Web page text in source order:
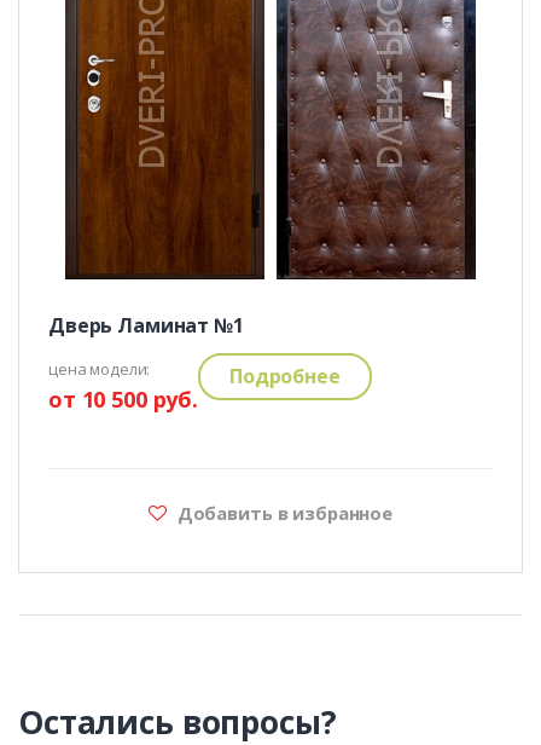
Дверь Ламинат №1
цена модели:
от 10 500 руб.
Подробнее
Добавить в избранное
Остались вопросы?